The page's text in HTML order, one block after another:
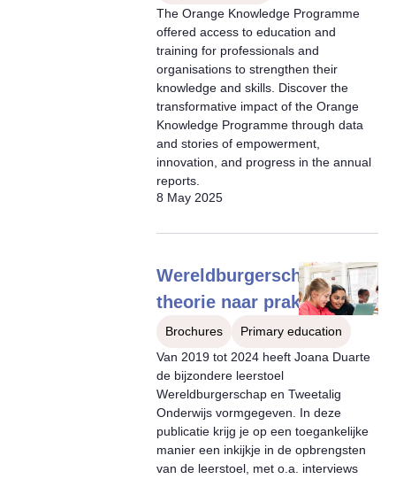
The Orange Knowledge Programme
offered access to education and
training for professionals and
organisations to strengthen their
knowledge and skills. Discover the
transformative impact of the Orange
Knowledge Programme through data
and stories of empowerment,
innovation, and progress in the annual
reports.
8 May 2025
Wereldburgerschap van
theorie naar praktijk
Brochures
Primary education
Van 2019 tot 2024 heeft Joana Duarte
de bijzondere leerstoel
Wereldburgerschap en Tweetalig
Onderwijs vormgegeven. In deze
publicatie krijg je op een toegankelijke
manier een inkijkje in de opbrengsten
van de leerstoel, met o.a. interviews